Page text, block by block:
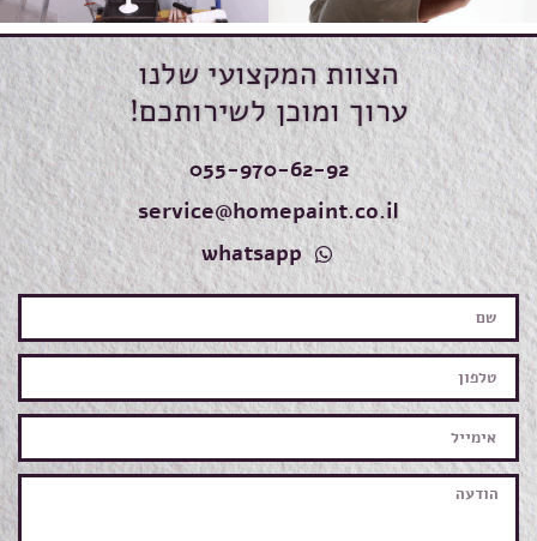
הצוות המקצועי שלנו
ערוך ומוכן לשירותכם!
055-970-62-92
service@homepaint.co.il
whatsapp